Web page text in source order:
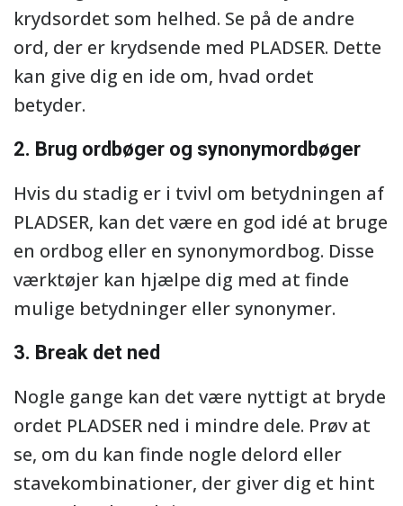
krydsordet som helhed. Se på de andre
ord, der er krydsende med PLADSER. Dette
kan give dig en ide om, hvad ordet
betyder.
2. Brug ordbøger og synonymordbøger
Hvis du stadig er i tvivl om betydningen af
PLADSER, kan det være en god idé at bruge
en ordbog eller en synonymordbog. Disse
værktøjer kan hjælpe dig med at finde
mulige betydninger eller synonymer.
3. Break det ned
Nogle gange kan det være nyttigt at bryde
ordet PLADSER ned i mindre dele. Prøv at
se, om du kan finde nogle delord eller
stavekombinationer, der giver dig et hint